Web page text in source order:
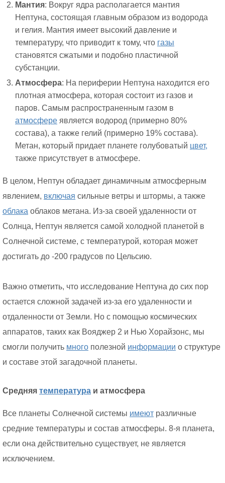
Мантия: Вокруг ядра располагается мантия
Нептуна, состоящая главным образом из водорода
и гелия. Мантия имеет высокий давление и
температуру, что приводит к тому, что газы
становятся сжатыми и подобно пластичной
субстанции.
Атмосфера: На периферии Нептуна находится его
плотная атмосфера, которая состоит из газов и
паров. Самым распространенным газом в
атмосфере является водород (примерно 80%
состава), а также гелий (примерно 19% состава).
Метан, который придает планете голубоватый цвет,
также присутствует в атмосфере.
В целом, Нептун обладает динамичным атмосферным
явлением, включая сильные ветры и штормы, а также
облака облаков метана. Из-за своей удаленности от
Солнца, Нептун является самой холодной планетой в
Солнечной системе, с температурой, которая может
достигать до -200 градусов по Цельсию.
Важно отметить, что исследование Нептуна до сих пор
остается сложной задачей из-за его удаленности и
отдаленности от Земли. Но с помощью космических
аппаратов, таких как Вояджер 2 и Нью Хорайзонс, мы
смогли получить много полезной информации о структуре
и составе этой загадочной планеты.
Средняя температура и атмосфера
Все планеты Солнечной системы имеют различные
средние температуры и состав атмосферы. 8-я планета,
если она действительно существует, не является
исключением.